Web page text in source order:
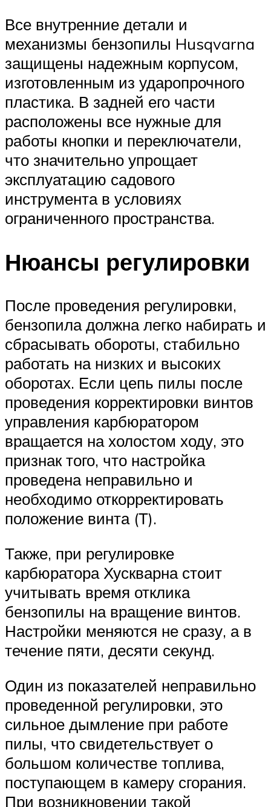
Все внутренние детали и
механизмы бензопилы Husqvarna
защищены надежным корпусом,
изготовленным из ударопрочного
пластика. В задней его части
расположены все нужные для
работы кнопки и переключатели,
что значительно упрощает
эксплуатацию садового
инструмента в условиях
ограниченного пространства.
Нюансы регулировки
После проведения регулировки,
бензопила должна легко набирать и
сбрасывать обороты, стабильно
работать на низких и высоких
оборотах. Если цепь пилы после
проведения корректировки винтов
управления карбюратором
вращается на холостом ходу, это
признак того, что настройка
проведена неправильно и
необходимо откорректировать
положение винта (Т).
Также, при регулировке
карбюратора Хускварна стоит
учитывать время отклика
бензопилы на вращение винтов.
Настройки меняются не сразу, а в
течение пяти, десяти секунд.
Один из показателей неправильно
проведенной регулировки, это
сильное дымление при работе
пилы, что свидетельствует о
большом количестве топлива,
поступающем в камеру сгорания.
При возникновении такой